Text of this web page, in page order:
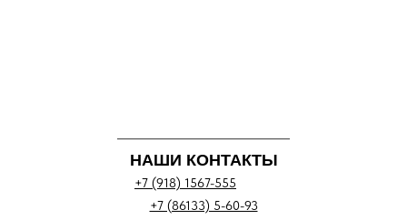
НАШИ КОНТАКТЫ
+7 (918) 1567-555
+7 (86133) 5-60-93